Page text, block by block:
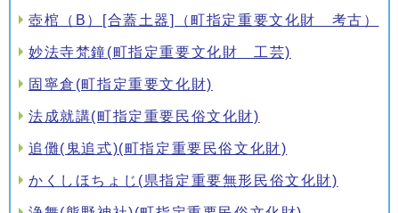
壺棺（B）[合蓋土器]（町指定重要文化財 考古）
妙法寺梵鐘(町指定重要文化財 工芸)
固寧倉(町指定重要文化財)
法成就講(町指定重要民俗文化財)
追儺(鬼追式)(町指定重要民俗文化財)
かくしほちょじ(県指定重要無形民俗文化財)